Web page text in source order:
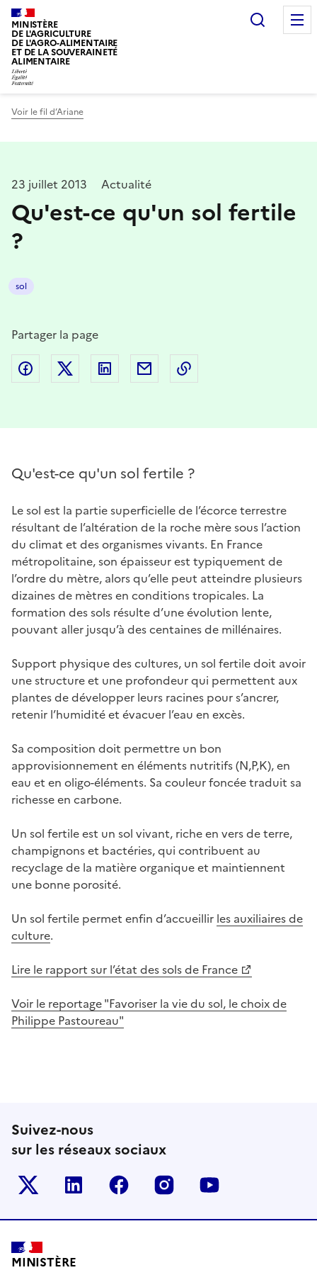
MINISTÈRE
DE L'AGRICULTURE
DE L'AGRO-ALIMENTAIRE
ET DE LA SOUVERAINETÉ
ALIMENTAIRE
Voir le fil d’Ariane
23 juillet 2013 Actualité
Qu'est-ce qu'un sol fertile
?
sol
Partager la page
Partager sur Facebook
Partager sur Twitter
Partager sur LinkedIn
Partager par email
Qu'est-ce qu'un sol fertile ?
Le sol est la partie superficielle de l’écorce terrestre
résultant de l’altération de la roche mère sous l’action
du climat et des organismes vivants. En France
métropolitaine, son épaisseur est typiquement de
l’ordre du mètre, alors qu’elle peut atteindre plusieurs
dizaines de mètres en conditions tropicales. La
formation des sols résulte d’une évolution lente,
pouvant aller jusqu’à des centaines de millénaires.
Support physique des cultures, un sol fertile doit avoir
une structure et une profondeur qui permettent aux
plantes de développer leurs racines pour s’ancrer,
retenir l’humidité et évacuer l’eau en excès.
Sa composition doit permettre un bon
approvisionnement en éléments nutritifs (N,P,K), en
eau et en oligo-éléments. Sa couleur foncée traduit sa
richesse en carbone.
Un sol fertile est un sol vivant, riche en vers de terre,
champignons et bactéries, qui contribuent au
recyclage de la matière organique et maintiennent
une bonne porosité.
Un sol fertile permet enfin d’accueillir les auxiliaires de
culture.
Lire le rapport sur l’état des sols de France
Voir le reportage "Favoriser la vie du sol, le choix de
Philippe Pastoureau"
Suivez-nous
sur les réseaux sociaux
Le ministère sur Twitter
Le ministère sur LinkedIn
Le ministère sur Facebook
Le ministère sur
Pied de page
MINISTÈRE